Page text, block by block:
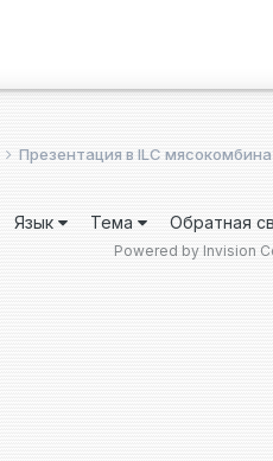
Презентация в ILC
Язык Тема Обратная
Powered by Invision